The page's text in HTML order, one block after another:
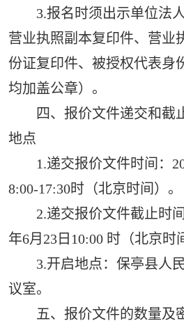
3.报名时须出示单位法人
营业执照副本复印件、营业
份证复印件、被授权代表身
均加盖公章）。
四、报价文件递交和截
地点
1.递交报价文件时间：
8:00-17:30时（北京时间）。
2.递交报价文件截止时间
年6月23日10:00 时（北京时
3.开启地点：保亭县人民
议室。
五、报价文件的数量及